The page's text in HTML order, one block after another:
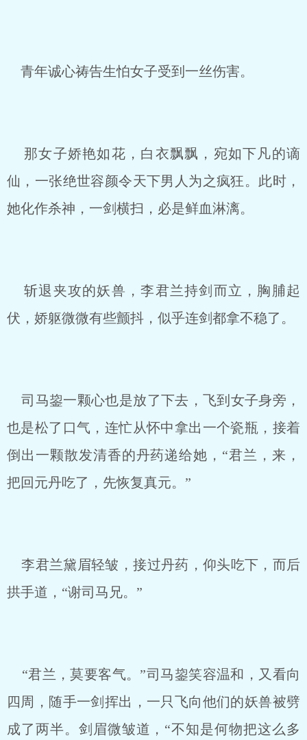
青年诚心祷告生怕女子受到一丝伤害。
那女子娇艳如花，白衣飘飘，宛如下凡的谪
仙，一张绝世容颜令天下男人为之疯狂。此时，
她化作杀神，一剑横扫，必是鲜血淋漓。
斩退夹攻的妖兽，李君兰持剑而立，胸脯起
伏，娇躯微微有些颤抖，似乎连剑都拿不稳了。
司马鋆一颗心也是放了下去，飞到女子身旁，
也是松了口气，连忙从怀中拿出一个瓷瓶，接着
倒出一颗散发清香的丹药递给她，“君兰，来，
把回元丹吃了，先恢复真元。”
李君兰黛眉轻皱，接过丹药，仰头吃下，而后
拱手道，“谢司马兄。”
“君兰，莫要客气。”司马鋆笑容温和，又看向
四周，随手一剑挥出，一只飞向他们的妖兽被劈
成了两半。剑眉微皱道，“不知是何物把这么多